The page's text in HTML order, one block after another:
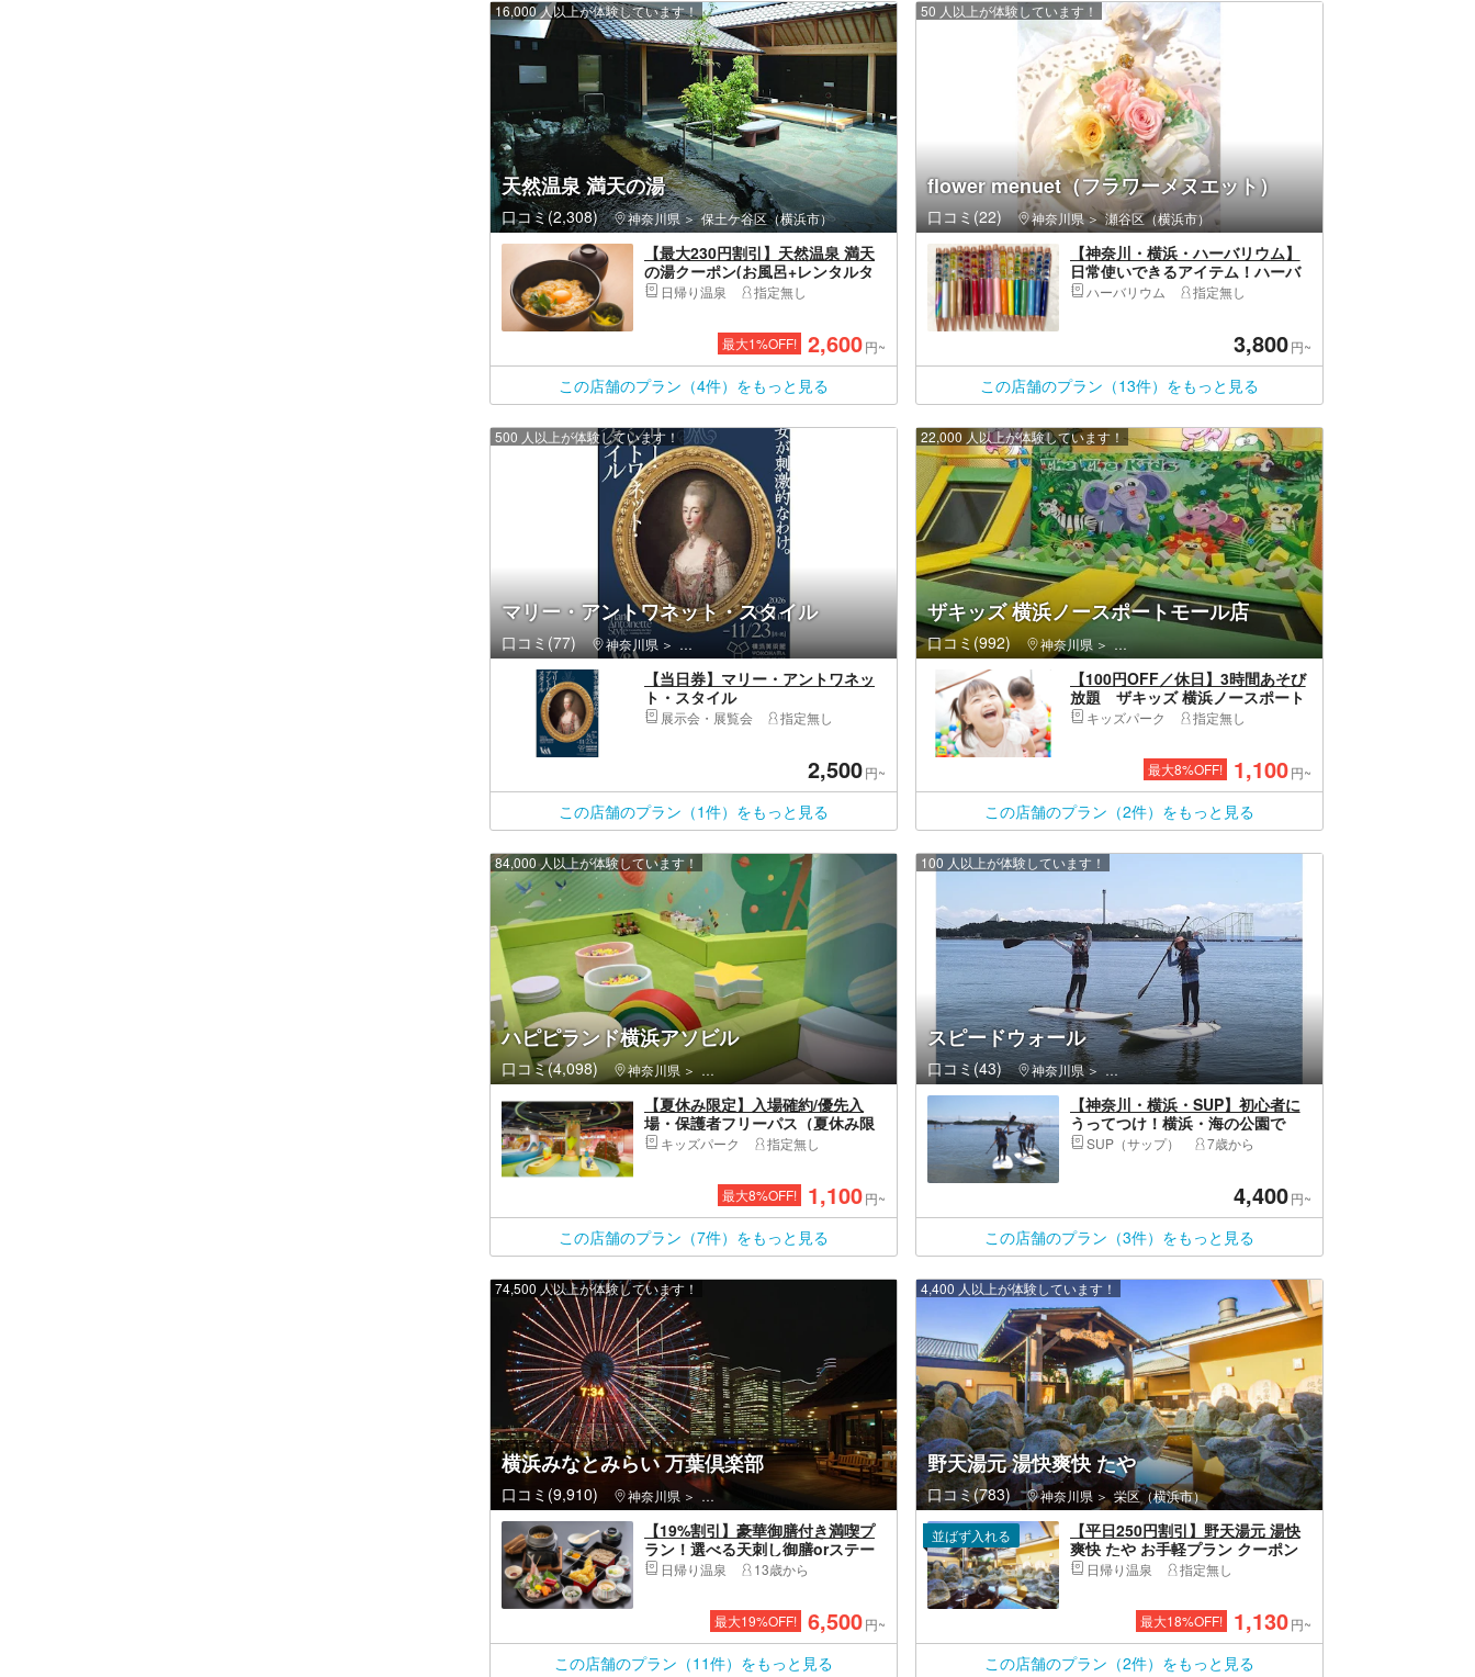
天然温泉 満天の湯
口コミ(2,308) 神奈川県 保土ケ谷区（横浜市）
16,000 人以上が体験しています！
【最大230円割引】天然温泉 満天
の湯クーポン(お風呂+レンタルタ
オルセット+お食事＆ミニドリン
日帰り温泉 指定無し
最大1%OFF! 2,600円~
この店舗のプラン（4件）をもっと見る
flower menuet（フラワーメヌエット）
口コミ(22) 神奈川県 瀬谷区（横浜市）
50 人以上が体験しています！
【神奈川・横浜・ハーバリウム】
日常使いできるアイテム！ハーバ
リウムボールペン（2本）
ハーバリウム 指定無し
3,800円~
この店舗のプラン（13件）をもっと見る
マリー・アントワネット・スタイル
口コミ(77) 神奈川県 西区（横浜市）・みなとみらい・桜木町
500 人以上が体験しています！
【当日券】マリー・アントワネッ
ト・スタイル
展示会・展覧会 指定無し
2,500円~
この店舗のプラン（1件）をもっと見る
ザキッズ 横浜ノースポートモール店
口コミ(992) 神奈川県 都筑区（横浜市）・センター北
22,000 人以上が体験しています！
【100円OFF／休日】3時間あそび
放題 ザキッズ 横浜ノースポート
モール店
キッズパーク 指定無し
最大8%OFF! 1,100円~
この店舗のプラン（2件）をもっと見る
ハピピランド横浜アソビル
口コミ(4,098) 神奈川県 西区（横浜市）・みなとみらい・桜木町
84,000 人以上が体験しています！
【夏休み限定】入場確約/優先入
場・保護者フリーパス（夏休み限
定こどもフリーパスをご購入の方
キッズパーク 指定無し
最大8%OFF! 1,100円~
この店舗のプラン（7件）をもっと見る
スピードウォール
口コミ(43) 神奈川県 金沢区（横浜市）・八景島
100 人以上が体験しています！
【神奈川・横浜・SUP】初心者に
うってつけ！横浜・海の公園で
SUPを楽しもう
SUP（サップ） 7歳から
4,400円~
この店舗のプラン（3件）をもっと見る
横浜みなとみらい 万葉倶楽部
口コミ(9,910) 神奈川県 西区（横浜市）・みなとみらい・桜木町
74,500 人以上が体験しています！
【19%割引】豪華御膳付き満喫プ
ラン！選べる天刺し御膳orステー
キ御膳＋ワンドリンク付き入館チ
日帰り温泉 13歳から
最大19%OFF! 6,500円~
この店舗のプラン（11件）をもっと見る
野天湯元 湯快爽快 たや
口コミ(783) 神奈川県 栄区（横浜市）
4,400 人以上が体験しています！
【平日250円割引】野天湯元 湯快
爽快 たや お手軽プラン クーポン
（入浴＋タオル）
日帰り温泉 指定無し
並ばず入れる
最大18%OFF! 1,130円~
この店舗のプラン（2件）をもっと見る